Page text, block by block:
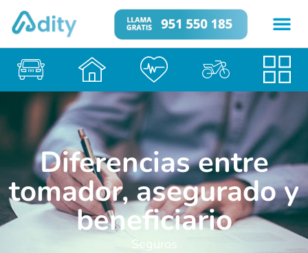
Diferencias entre
tomador, asegurado y
beneficiario
Seguros